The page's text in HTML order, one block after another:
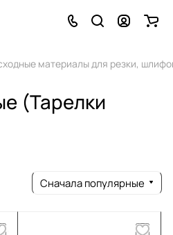
материалы для резки,
(Тарелки
Сначала популярные